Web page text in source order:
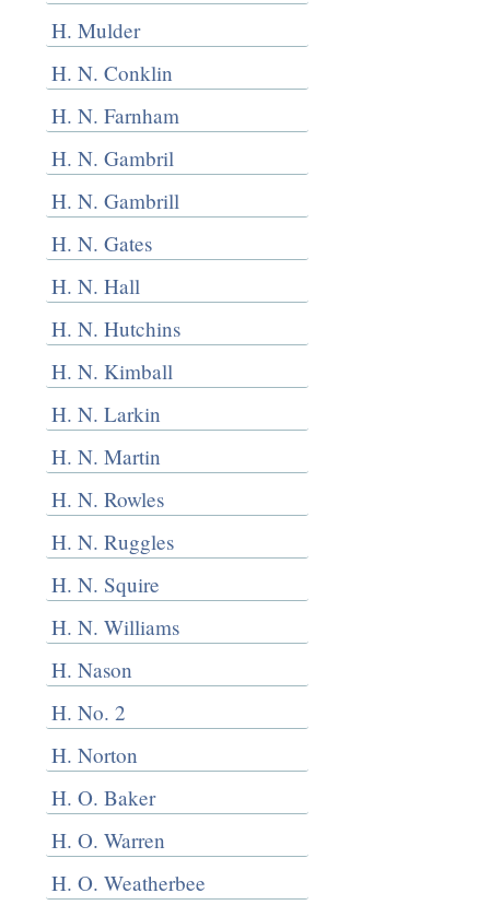
H. Mulder
H. N. Conklin
H. N. Farnham
H. N. Gambril
H. N. Gambrill
H. N. Gates
H. N. Hall
H. N. Hutchins
H. N. Kimball
H. N. Larkin
H. N. Martin
H. N. Rowles
H. N. Ruggles
H. N. Squire
H. N. Williams
H. Nason
H. No. 2
H. Norton
H. O. Baker
H. O. Warren
H. O. Weatherbee